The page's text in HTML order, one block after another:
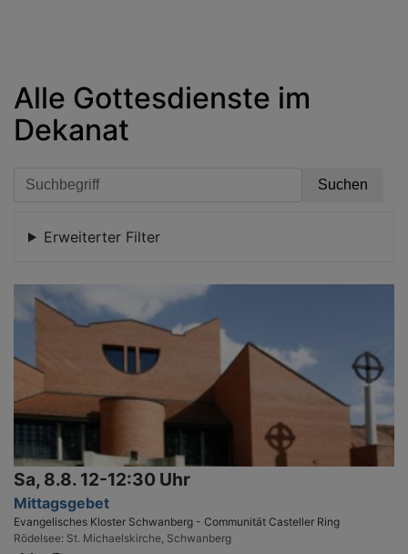
Alle Gottesdienste im
Dekanat
Erweiterter Filter
Sa, 8.8. 12-12:30 Uhr
Mittagsgebet
Evangelisches Kloster Schwanberg - Communität Casteller Ring
Rödelsee St. Michaelskirche, Schwanberg